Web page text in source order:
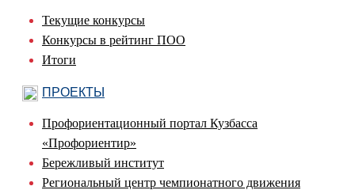
Текущие конкурсы
Конкурсы в рейтинг ПОО
Итоги
ПРОЕКТЫ
Профориентационный портал Кузбасса
«Профориентир»
Бережливый институт
Региональный центр чемпионатного движения